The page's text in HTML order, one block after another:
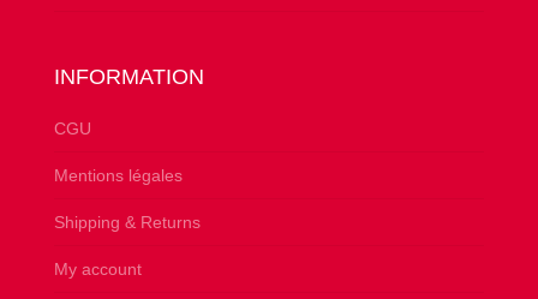
INFORMATION
CGU
Mentions légales
Shipping & Returns
My account